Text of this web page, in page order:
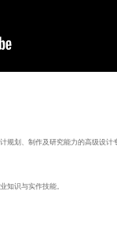
规划、制作及研究能力的高级设计
知识与实作技能。